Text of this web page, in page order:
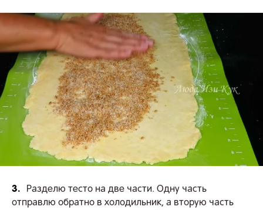
3.
Разделю тесто на две части. Одну часть
отправлю обратно в холодильник, а вторую часть